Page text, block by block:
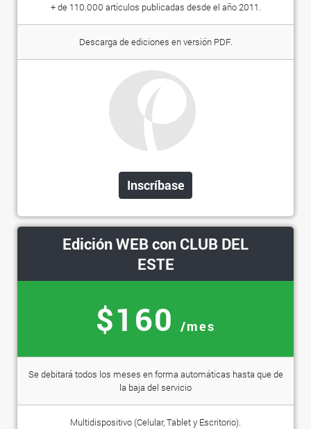
+ de 110.000 artículos publicadas desde el año 2011.
Descarga de ediciones en versión PDF.
Inscríbase
Edición WEB con CLUB DEL
ESTE
$160 /mes
Se debitará todos los meses en forma automáticas hasta que de
la baja del servicio
Multidispositivo (Celular, Tablet y Escritorio).